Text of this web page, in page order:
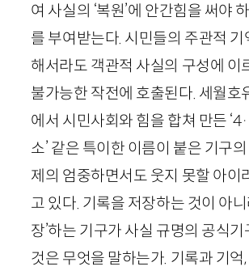
여 사실의 ‘복원’에 안간힘을 써야
를 부여받는다. 시민들의 주관적 기
해서라도 객관적 사실의 구성에 이
불가능한 작전에 호출된다. 세월호
에서 시민사회와 힘을 합쳐 만든 ‘4·
소’ 같은 특이한 이름이 붙은 기구
제의 엄중하면서도 웃지 못할 아이
고 있다. 기록을 저장하는 것이 아니
장’하는 기구가 사실 규명의 공식
것은 무엇을 말하는가. 기록과 기억